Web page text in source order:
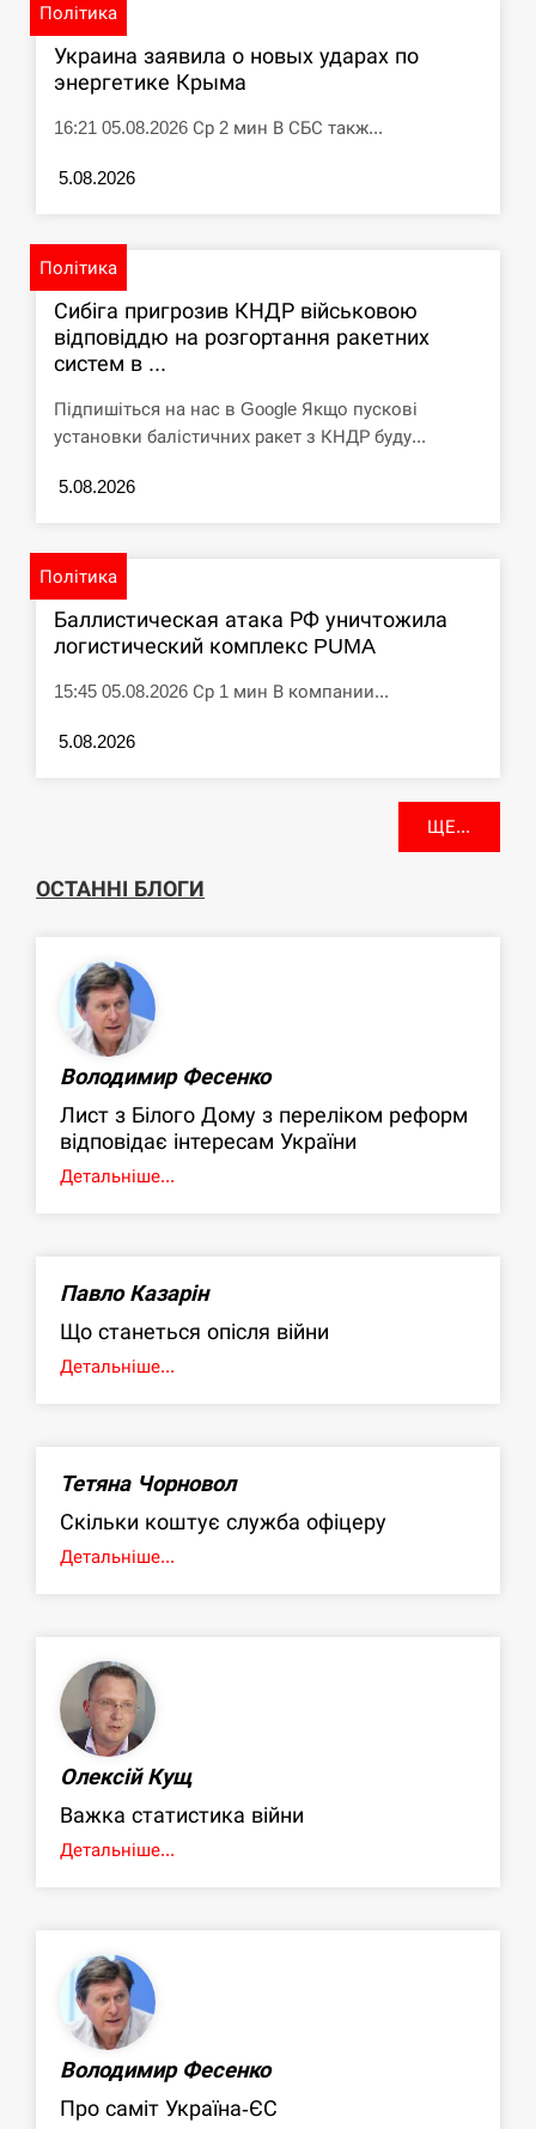
Політика
Украина заявила о новых ударах по
энергетике Крыма
16:21 05.08.2026 Ср 2 мин В СБС такж...
5.08.2026
Політика
Сибіга пригрозив КНДР військовою
відповіддю на розгортання ракетних
систем в ...
Підпишіться на нас в Google Якщо пускові
установки балістичних ракет з КНДР буду...
5.08.2026
Політика
Баллистическая атака РФ уничтожила
логистический комплекс PUMA
15:45 05.08.2026 Ср 1 мин В компании...
5.08.2026
ЩЕ...
ОСТАННІ БЛОГИ
Володимир Фесенко
Лист з Білого Дому з переліком реформ
відповідає інтересам України
Детальніше...
Павло Казарін
Що станеться опісля війни
Детальніше...
Тетяна Чорновол
Скільки коштує служба офіцеру
Детальніше...
Олексій Кущ
Важка статистика війни
Детальніше...
Володимир Фесенко
Про саміт Україна-ЄС